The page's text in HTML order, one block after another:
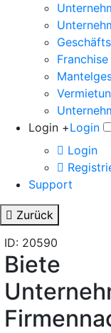
Login +Login
Login
Support
Zurück
ID: 20590
Biete